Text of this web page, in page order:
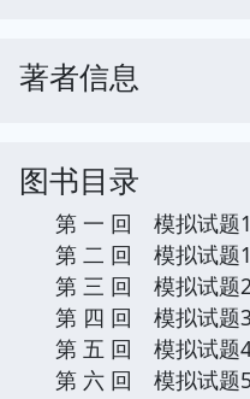
著者信息
图书目录
第 一 回 模拟试题1
第 二 回 模拟试题
第 三 回 模拟试题
第 四 回 模拟试题
第 五 回 模拟试题
第 六 回 模拟试题